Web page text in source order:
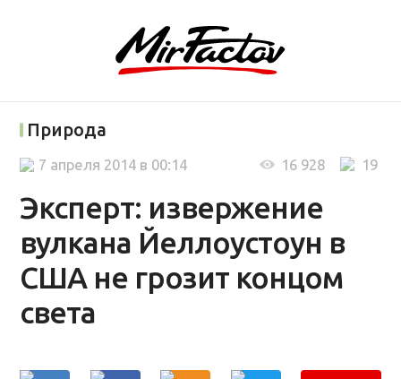
Природа
Эксперт: извержение
вулкана Йеллоустоун в
США не грозит концом
света
19
16 928
7 апреля 2014 в 00:14